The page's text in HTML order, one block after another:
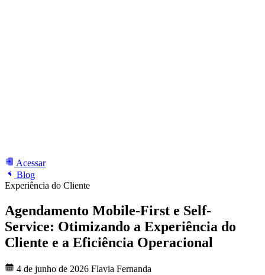
Acessar
Blog
Experiência do Cliente
Agendamento Mobile-First e Self-
Service: Otimizando a Experiência do
Cliente e a Eficiência Operacional
4 de junho de 2026 Flavia Fernanda